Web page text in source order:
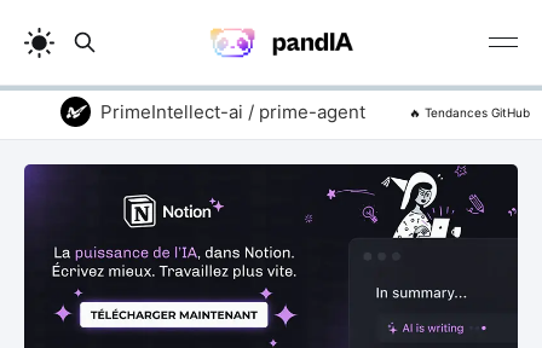
PrimeIntellect-ai / prime-agent 🔥 Tendances GitHub